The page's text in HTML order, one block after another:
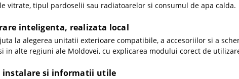
vitrate, tipul pardoselii sau radiatoarelor si consumul de apa calda.
inteligenta, realizata local
la alegerea unitatii exterioare compatibile, a accesoriilor si a
in alte regiuni ale Moldovei, cu explicarea modului corect de
instalare si informatii utile